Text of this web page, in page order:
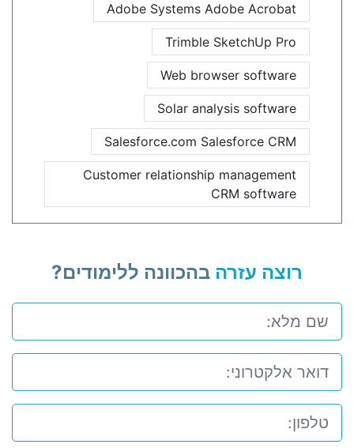
Adobe Systems Adobe Acrobat
Trimble SketchUp Pro
Web browser software
Solar analysis software
Salesforce.com Salesforce CRM
Customer relationship management
CRM software
רוצה עזרה בהכוונה ללימודים?